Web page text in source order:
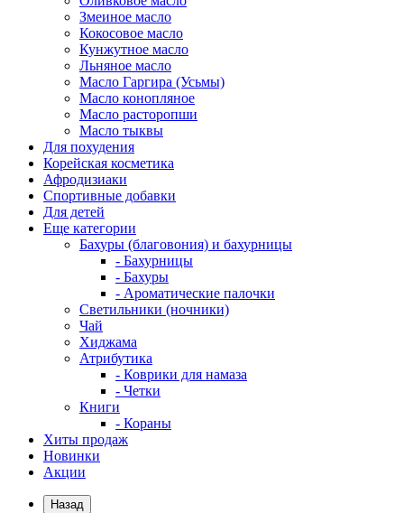
Змеиное масло
Кокосовое масло
Кунжутное масло
Льняное масло
Масло Гаргира (Усьмы)
Масло конопляное
Масло расторопши
Масло тыквы
Для похудения
Корейская косметика
Афродизиаки
Спортивные добавки
Для детей
Еще категории
Бахуры (благовония) и бахурницы
- Бахурницы
- Бахуры
- Ароматические палочки
Светильники (ночники)
Чай
Хиджама
Атрибутика
- Коврики для намаза
- Четки
Книги
- Кораны
Хиты продаж
Новинки
Акции
Назад